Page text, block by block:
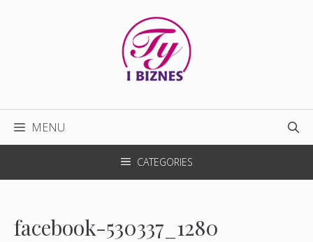
MENU
CATEGORIES
facebook-530337_1280